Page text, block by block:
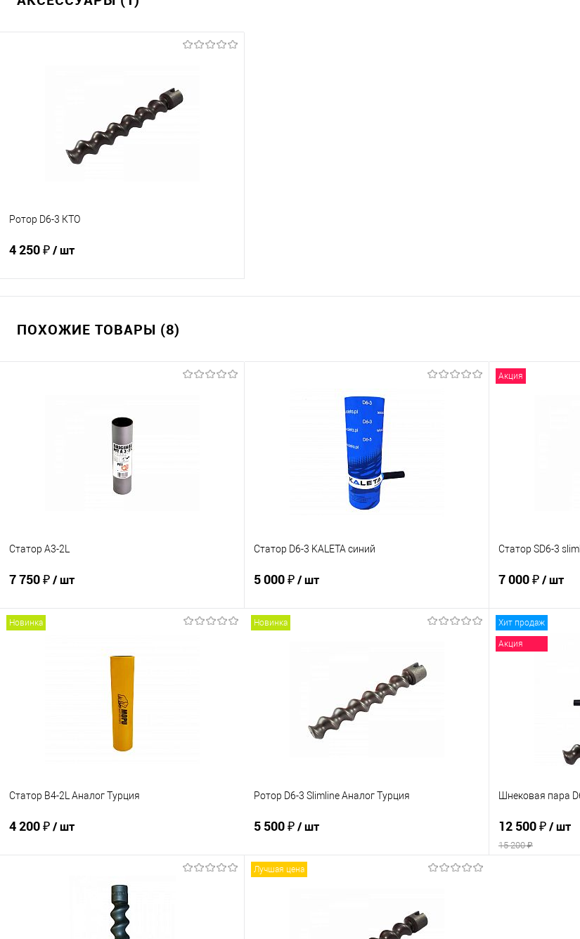
Ротор D6-3 КТО
4 250 ₽/ шт
Под заказ
ПОХОЖИЕ ТОВАРЫ (8)
Статор A3-2L
7 750 ₽/ шт
Статор D6-3 KALETA синий
5 000 ₽/ шт
К сравнению
Под заказ
Акция
Статор SD6-3
7 000 ₽/ шт
Новинка
Статор B4-2L Аналог Турция
4 200 ₽/ шт
В корзину
Новинка
Ротор D6-3 Slimline Аналог Турция
5 500 ₽/ шт
К сравнению
Хит продаж
Акция
Шнековая пара
12 500 ₽/ шт
15 200 ₽
Лучшая цена